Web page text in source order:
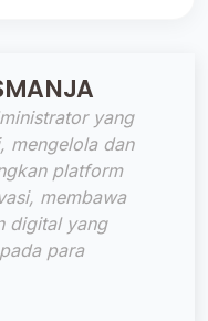
yang
mengelola dan
platform
membawa
digital yang
para